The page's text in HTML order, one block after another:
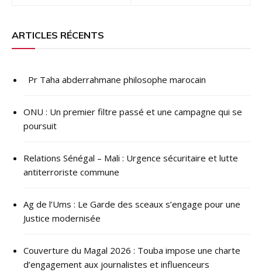
l’article
ARTICLES RÉCENTS
Pr Taha abderrahmane philosophe marocain
ONU : ​Un premier filtre passé et une campagne qui se
poursuit
Relations Sénégal – Mali : Urgence sécuritaire et lutte
antiterroriste commune
Ag de l’Ums : Le Garde des sceaux s’engage pour une
Justice modernisée
Couverture du Magal 2026 : Touba impose une charte
d’engagement aux journalistes et influenceurs